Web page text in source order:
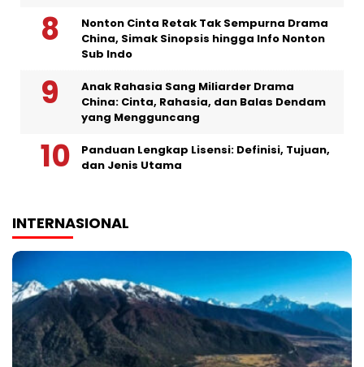
Nonton Cinta Retak Tak Sempurna Drama
China, Simak Sinopsis hingga Info Nonton
Sub Indo
Anak Rahasia Sang Miliarder Drama
China: Cinta, Rahasia, dan Balas Dendam
yang Mengguncang
Panduan Lengkap Lisensi: Definisi, Tujuan,
dan Jenis Utama
INTERNASIONAL